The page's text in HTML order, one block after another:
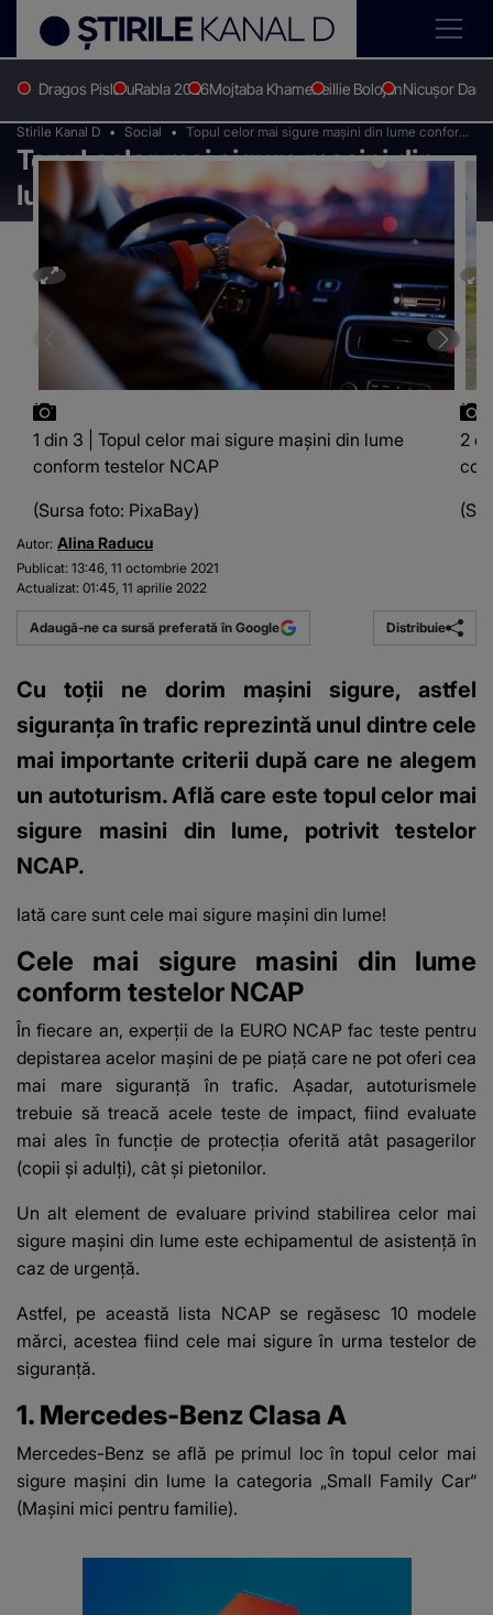
Dragos PislaruRabla 2026Mojtaba KhameneiIlie BolojanNicușor Dan
Stirile Kanal D Social
Topul celor mai sigure mașini din lume conform
testelor NCAP
Topul celor mai sigure mașini din
lume conform testelor NCAP
1 din 3 | Topul celor mai sigure mașini din lume
conform testelor NCAP
(Sursa foto: PixaBay)
2
Autor: Alina Raducu
Publicat: 13:46, 11 octombrie 2021
Actualizat: 01:45, 11 aprilie 2022
Adaugă-ne ca sursă preferată în Google Distribuie
Cu toții ne dorim mașini sigure, astfel
siguranța în trafic reprezintă unul dintre cele
mai importante criterii după care ne alegem
un autoturism. Află care este topul celor mai
sigure masini din lume, potrivit testelor
NCAP.
Iată care sunt cele mai sigure mașini din lume!
Cele mai sigure masini din lume
conform testelor NCAP
În fiecare an, experții de la EURO NCAP fac teste pentru
depistarea acelor mașini de pe piață care ne pot oferi cea
mai mare siguranță în trafic. Așadar, autoturismele
trebuie să treacă acele teste de impact, fiind evaluate
mai ales în funcție de protecția oferită atât pasagerilor
(copii și adulți), cât și pietonilor.
Un alt element de evaluare privind stabilirea celor mai
sigure mașini din lume este echipamentul de asistență în
caz de urgență.
Astfel, pe această lista NCAP se regăsesc 10 modele
mărci, acestea fiind cele mai sigure în urma testelor de
siguranță.
1. Mercedes-Benz Clasa A
Mercedes-Benz se află pe primul loc în topul celor mai
sigure mașini din lume la categoria „Small Family Car“
(Maşini mici pentru familie).